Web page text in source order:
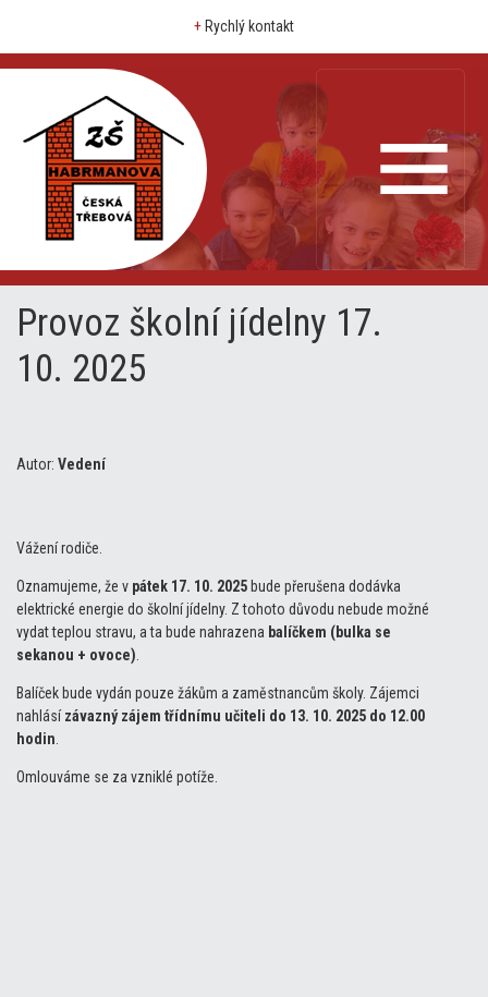
+ Rychlý kontakt
Provoz školní jídelny 17.
10. 2025
Autor: Vedení
Vážení rodiče.
Oznamujeme, že v pátek 17. 10. 2025 bude přerušena dodávka
elektrické energie do školní jídelny. Z tohoto důvodu nebude možné
vydat teplou stravu, a ta bude nahrazena balíčkem (bulka se
sekanou + ovoce)
Balíček bude vydán pouze žákům a zaměstnancům školy. Zájemci
nahlásízávazný zájem třídnímu učiteli do 13. 10. 2025 do 12.00
hodin
Omlouváme se za vzniklé potíže.